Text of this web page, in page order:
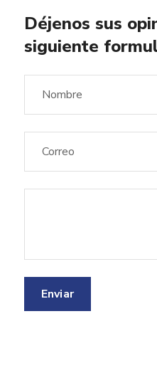
Déjenos sus
siguiente